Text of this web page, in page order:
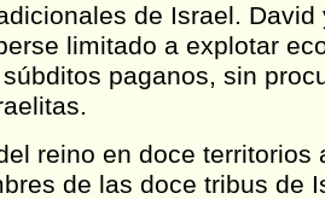
de Israel. David
limitado a explotar
paganos, sin
reino en doce territorios
de las doce tribus de